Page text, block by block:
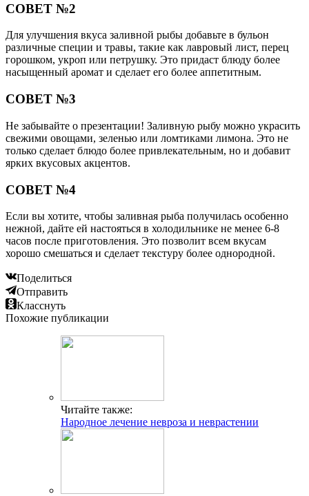
СОВЕТ №2
Для улучшения вкуса заливной рыбы добавьте в бульон
различные специи и травы, такие как лавровый лист, перец
горошком, укроп или петрушку. Это придаст блюду более
насыщенный аромат и сделает его более аппетитным.
СОВЕТ №3
Не забывайте о презентации! Заливную рыбу можно украсить
свежими овощами, зеленью или ломтиками лимона. Это не
только сделает блюдо более привлекательным, но и добавит
ярких вкусовых акцентов.
СОВЕТ №4
Если вы хотите, чтобы заливная рыба получилась особенно
нежной, дайте ей настояться в холодильнике не менее 6-8
часов после приготовления. Это позволит всем вкусам
хорошо смешаться и сделает текстуру более однородной.
Поделиться
Отправить
Класснуть
Похожие публикации
Читайте также:
Народное лечение невроза и неврастении